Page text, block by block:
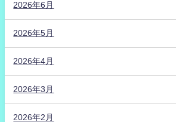
2026年6月
2026年5月
2026年4月
2026年3月
2026年2月